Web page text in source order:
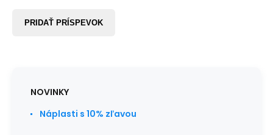
PRIDAŤ PRÍSPEVOK
NOVINKY
Náplasti s 10% zľavou